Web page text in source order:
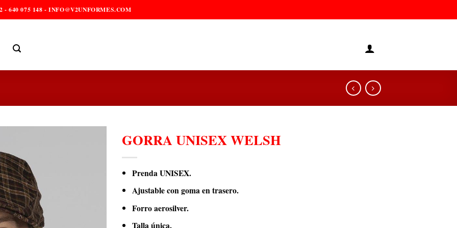
640 075 148 - INFO@V2UNFORMES.COM
GORRA UNISEX WELSH
Prenda UNISEX.
Ajustable con goma en trasero.
Forro aerosilver.
Talla única.